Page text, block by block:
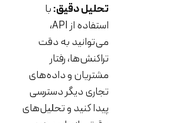
تحلیل دقیق:با
استفاده از API،
می‌توانید به دقت
تراکنش‌ها، رفتار
مشتریان و داده‌های
تجاری دیگر دسترسی
پیدا کنید و تحلیل‌های